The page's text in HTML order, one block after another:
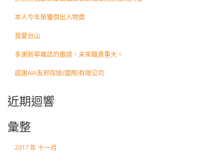
本人今年榮獲傑出人物獎
我愛台山
多謝新寧雜誌的邀請，未來職責重大。
感謝AIA友邦保險(國際)有限公司
近期迴響
彙整
2017 年 十一月